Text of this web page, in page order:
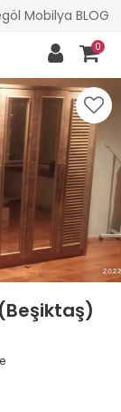
Mobilya BLOG
0